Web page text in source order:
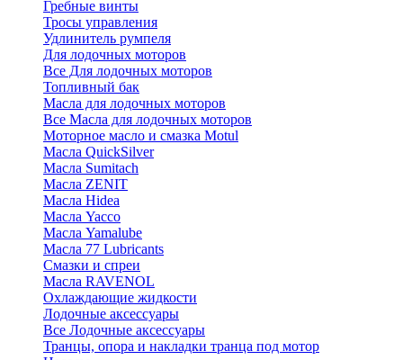
Гребные винты
Тросы управления
Удлинитель румпеля
Для лодочных моторов
Все Для лодочных моторов
Топливный бак
Масла для лодочных моторов
Все Масла для лодочных моторов
Моторное масло и смазка Motul
Масла QuickSilver
Масла Sumitach
Масла ZENIT
Масла Hidea
Масла Yacco
Масла Yamalube
Масла 77 Lubricants
Смазки и спреи
Масла RAVENOL
Охлаждающие жидкости
Лодочные аксессуары
Все Лодочные аксессуары
Транцы, опора и накладки транца под мотор